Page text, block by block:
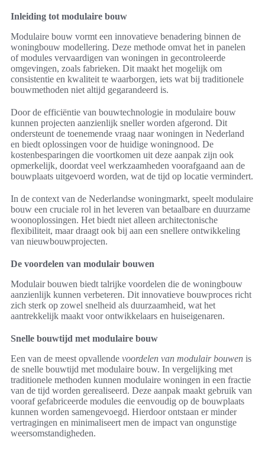
Inleiding tot modulaire bouw
Modulaire bouw vormt een innovatieve benadering binnen de
woningbouw modellering. Deze methode omvat het in panelen
of modules vervaardigen van woningen in gecontroleerde
omgevingen, zoals fabrieken. Dit maakt het mogelijk om
consistentie en kwaliteit te waarborgen, iets wat bij traditionele
bouwmethoden niet altijd gegarandeerd is.
Door de efficiëntie van bouwtechnologie in modulaire bouw
kunnen projecten aanzienlijk sneller worden afgerond. Dit
ondersteunt de toenemende vraag naar woningen in Nederland
en biedt oplossingen voor de huidige woningnood. De
kostenbesparingen die voortkomen uit deze aanpak zijn ook
opmerkelijk, doordat veel werkzaamheden voorafgaand aan de
bouwplaats uitgevoerd worden, wat de tijd op locatie vermindert.
In de context van de Nederlandse woningmarkt, speelt modulaire
bouw een cruciale rol in het leveren van betaalbare en duurzame
woonoplossingen. Het biedt niet alleen architectonische
flexibiliteit, maar draagt ook bij aan een snellere ontwikkeling
van nieuwbouwprojecten.
De voordelen van modulair bouwen
Modulair bouwen biedt talrijke voordelen die de woningbouw
aanzienlijk kunnen verbeteren. Dit innovatieve bouwproces richt
zich sterk op zowel snelheid als duurzaamheid, wat het
aantrekkelijk maakt voor ontwikkelaars en huiseigenaren.
Snelle bouwtijd met modulaire bouw
Een van de meest opvallende voordelen van modulair bouwen is
de snelle bouwtijd met modulaire bouw. In vergelijking met
traditionele methoden kunnen modulaire woningen in een fractie
van de tijd worden gerealiseerd. Deze aanpak maakt gebruik van
vooraf gefabriceerde modules die eenvoudig op de bouwplaats
kunnen worden samengevoegd. Hierdoor ontstaan er minder
vertragingen en minimaliseert men de impact van ongunstige
weersomstandigheden.